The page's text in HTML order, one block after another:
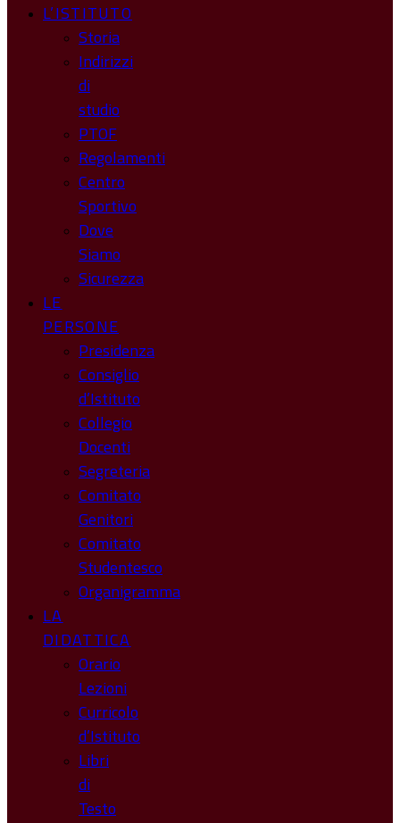
L’ISTITUTO
Storia
Indirizzi
di
studio
PTOF
Regolamenti
Centro
Sportivo
Dove
Siamo
Sicurezza
LE
PERSONE
Presidenza
Consiglio
d’Istituto
Collegio
Docenti
Segreteria
Comitato
Genitori
Comitato
Studentesco
Organigramma
LA
DIDATTICA
Orario
Lezioni
Curricolo
d’Istituto
Libri
di
Testo